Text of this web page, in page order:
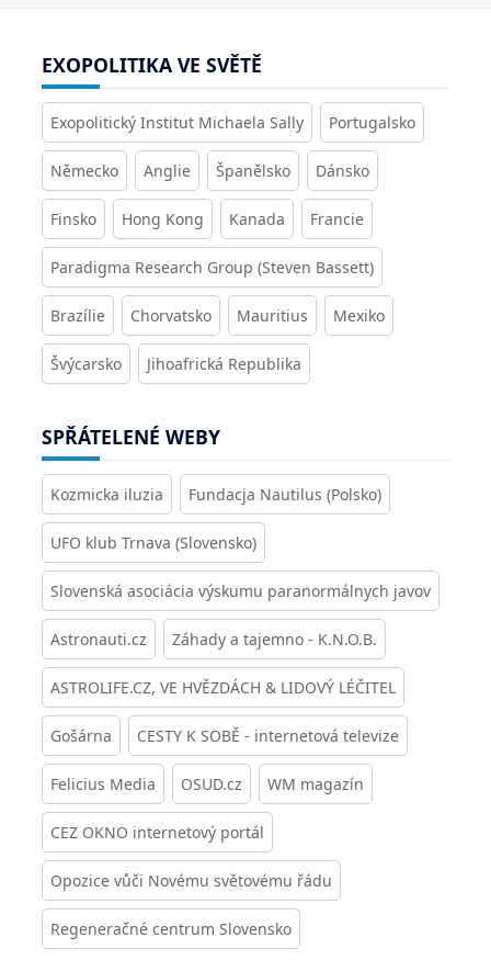
EXOPOLITIKA VE SVĚTĚ
Exopolitický Institut Michaela Sally Portugalsko
Německo Anglie Španělsko Dánsko
Finsko Hong Kong Kanada Francie
Paradigma Research Group (Steven Bassett)
Brazílie Chorvatsko Mauritius Mexiko
Švýcarsko Jihoafrická Republika
SPŘÁTELENÉ WEBY
Kozmicka iluzia Fundacja Nautilus (Polsko)
UFO klub Trnava (Slovensko)
Slovenská asociácia výskumu paranormálnych javov
Astronauti.cz Záhady a tajemno - K.N.O.B.
ASTROLIFE.CZ, VE HVĚZDÁCH & LIDOVÝ LÉČITEL
Gošárna CESTY K SOBĚ - internetová televize
Felicius Media OSUD.cz WM magazín
CEZ OKNO internetový portál
Opozice vůči Novému světovému řádu
Regeneračné centrum Slovensko